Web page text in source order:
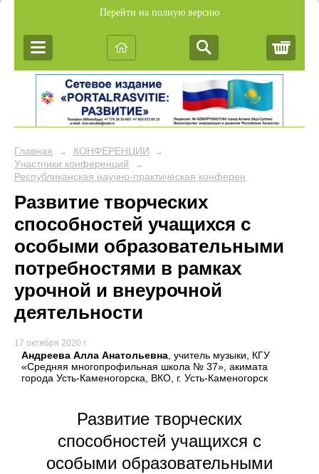
Перейти на полную версию
Главная → КОНФЕРЕНЦИИ →
Участники конференций →
Республиканская научно-практическая конференция
Развитие творческих
способностей учащихся с
особыми образовательными
потребностями в рамках
урочной и внеурочной
деятельности
17 октября 2020 г.
Андреева Алла Анатольевна, учитель музыки, КГУ
«Средняя многопрофильная школа № 37», акимата
города Усть-Каменогорска, ВКО, г. Усть-Каменогорск
Развитие творческих
способностей учащихся с
особыми образовательными